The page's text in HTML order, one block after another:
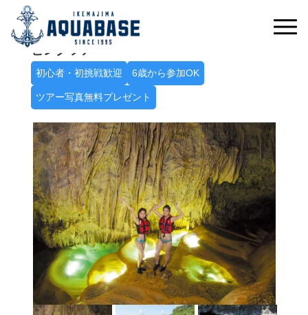
冒険心をくすぐる神秘の空間へ
パンプキン鍾乳洞探検シーカヤック＋ケイ
ビングツアー
初心者・初挑戦歓迎 6歳から参加OK
ツアー写真無料プレゼント